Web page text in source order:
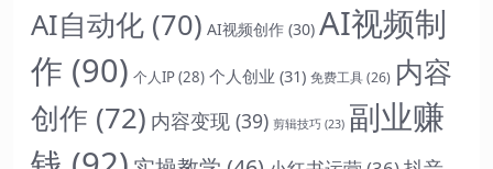
AI自动化 (70) AI视频创作 (30) AI视频制
作 (90) 个人IP(28) 个人创业 (31) 免费工具(26) 内容
创作 (72) 内容变现 (39) 剪辑技巧 (23) 副业赚